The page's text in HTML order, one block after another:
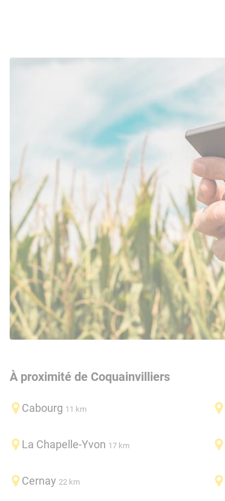
À proximité de Coquainvilliers
Cabourg 11 km
La Chapelle-Yvon 17 km
Cernay 22 km